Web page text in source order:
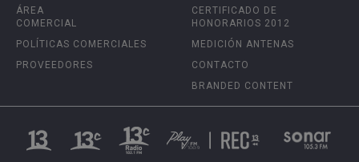
ÁREA
COMERCIAL
POLÍTICAS COMERCIALES
PROVEEDORES
CERTIFICADO DE
HONORARIOS 2012
MEDICIÓN ANTENAS
CONTACTO
BRANDED CONTENT